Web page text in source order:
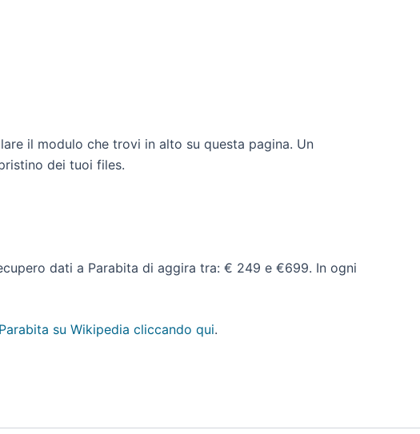
il modulo che trovi in alto su questa pagina. Un
dei tuoi files.
dati a Parabita di aggira tra: € 249 e €699. In ogni
Parabita su Wikipedia cliccando qui.